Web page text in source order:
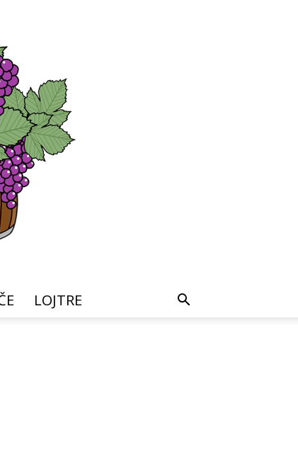
LOJTRE